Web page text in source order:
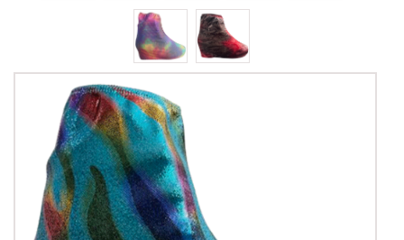
PATINAGEM
PATINAGEM
NO
GELO